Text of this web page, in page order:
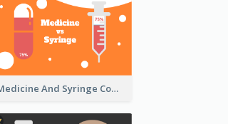
Medicine And Syringe Comparison